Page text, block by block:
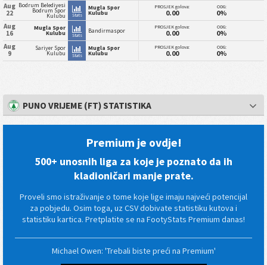
Aug
22
Bodrum Belediyesi
Bodrum Spor
Kulubu Stats
Mugla Spor
Kulubu
PROSJEK golova:
0.00
ODG:
0%
Aug
16
Mugla Spor
Kulubu Stats
Bandirmaspor PROSJEK golova:
0.00
ODG:
0%
Aug
9
Sariyer Spor
Kulubu Stats
Mugla Spor
Kulubu
PROSJEK golova:
0.00
ODG:
0%
PUNO VRIJEME (FT) STATISTIKA
Premium je ovdje!
500+ unosnih liga za koje je poznato da ih
kladioničari manje prate.
Proveli smo istraživanje o tome koje lige imaju najveći potencijal
za pobjedu. Osim toga, uz CSV dobivate statistiku kutova i
statistiku kartica. Pretplatite se na FootyStats Premium danas!
Michael Owen: 'Trebali biste preći na Premium'